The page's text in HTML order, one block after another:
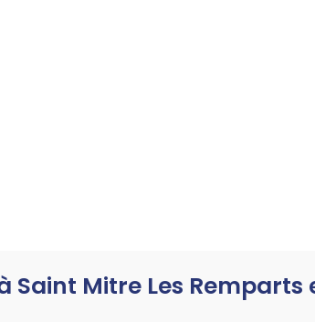
Saint Mitre Les Remparts